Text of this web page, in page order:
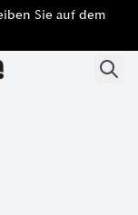
Sie auf dem
Sie auf dem